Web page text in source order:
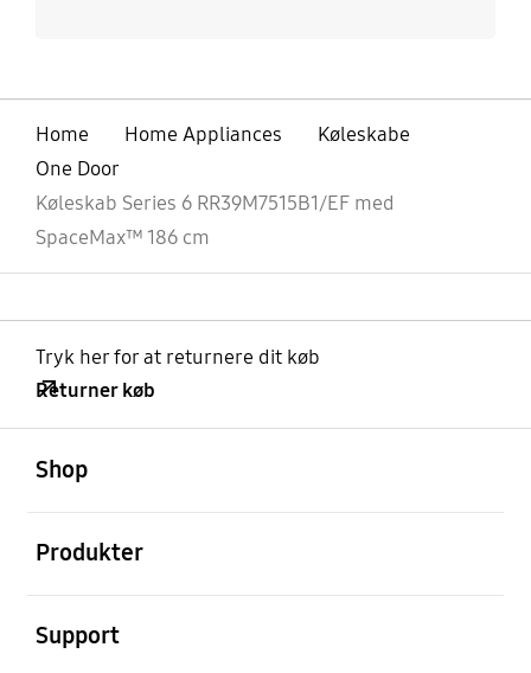
Home Home Appliances
Køleskabe
One Door
Køleskab Series 6 RR39M7515B1/EF med
SpaceMax™ 186 cm
Tryk her for at returnere dit køb
Returner køb
Shop
Produkter
Support